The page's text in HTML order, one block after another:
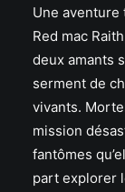
Une aventure
Red mac
deux amants
serment de
vivants.
mission
fantômes
part explorer